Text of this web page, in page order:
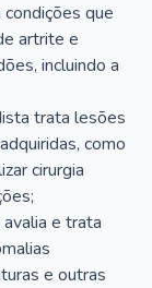
que
artrite e
incluindo a
trata lesões
como
cirurgia
e trata
e outras